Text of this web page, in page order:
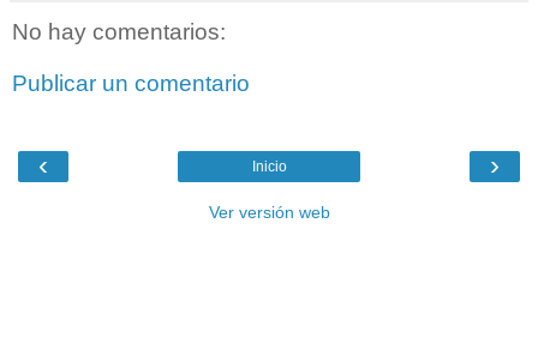
No hay comentarios:
Publicar un comentario
‹ ›
Inicio
Ver versión web